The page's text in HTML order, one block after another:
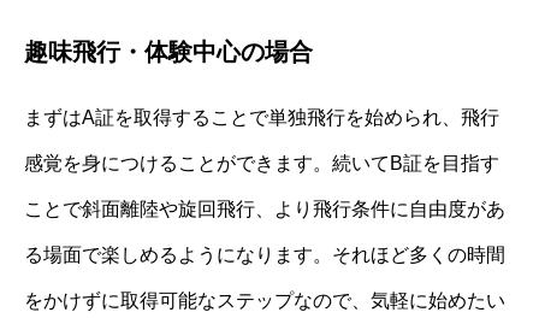
趣味飛行・体験中心の場合
まずはA証を取得することで単独飛行を始められ、飛行
感覚を身につけることができます。続いてB証を目指す
ことで斜面離陸や旋回飛行、より飛行条件に自由度があ
る場面で楽しめるようになります。それほど多くの時間
をかけずに取得可能なステップなので、気軽に始めたい